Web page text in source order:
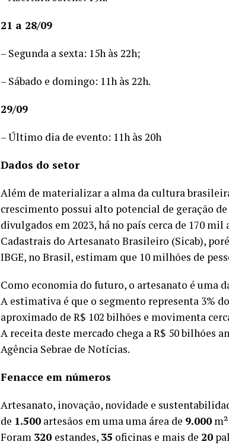
21 a 28/09
– Segunda a sexta: 15h às 22h;
– Sábado e domingo: 11h às 22h.
29/09
– Último dia de evento: 11h às 20h
Dados do setor
Além de materializar a alma da cultura
crescimento possui alto potencial de geração
divulgados em 2023, há no país cerca de 170
Cadastrais do Artesanato Brasileiro (Sicab),
IBGE, no Brasil, estimam que 10 milhões de
Como economia do futuro, o artesanato é uma
A estimativa é que o segmento representa 3%
aproximado de R$ 102 bilhões e movimenta
A receita deste mercado chega a R$ 50 bilhões
Agência Sebrae de Notícias.
Fenacce em números
Artesanato, inovação, novidade e
de 1.500 artesãos em uma uma área de 9.000
Foram 320 estandes, 35 oficinas e mais de 20